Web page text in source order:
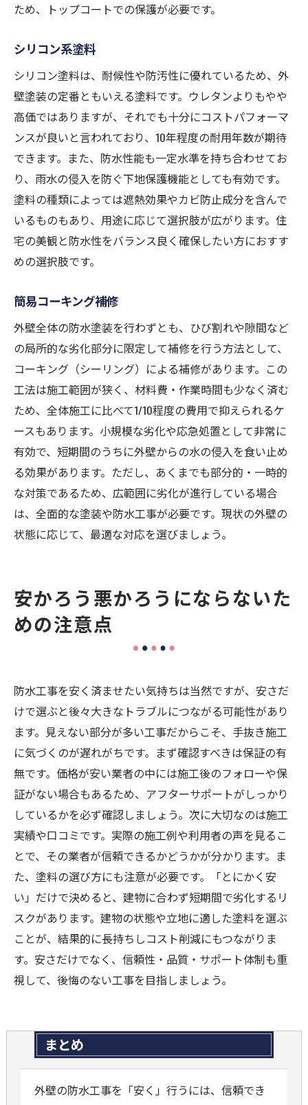
ため、トップコートでの保護が必要です。
シリコン系塗料
シリコン塗料は、耐候性や防汚性に優れているため、外
壁塗装の定番ともいえる塗料です。ウレタンよりもやや
高価ではありますが、それでも十分にコストパフォーマ
ンスが良いと言われており、10年程度の耐用年数が期待
できます。また、防水性能も一定水準を持ち合わせてお
り、雨水の侵入を防ぐ下地保護機能としても有効です。
塗料の種類によっては遮熱効果やカビ防止成分を含んで
いるものもあり、用途に応じて選択肢が広がります。住
宅の美観と防水性をバランス良く確保したい方におすす
めの選択肢です。
簡易コーキング補修
外壁全体の防水塗装を行わずとも、ひび割れや隙間など
の局所的な劣化部分に限定して補修を行う方法として、
コーキング（シーリング）による補修があります。この
工法は施工範囲が狭く、材料費・作業時間も少なく済む
ため、全体施工に比べて1/10程度の費用で抑えられるケ
ースもあります。小規模な劣化や応急処置として非常に
有効で、短期間のうちに外壁からの水の侵入を食い止め
る効果があります。ただし、あくまでも部分的・一時的
な対策であるため、広範囲に劣化が進行している場合
は、全面的な塗装や防水工事が必要です。現状の外壁の
状態に応じて、最適な対応を選びましょう。
安かろう悪かろうにならないた
めの注意点
防水工事を安く済ませたい気持ちは当然ですが、安さだ
けで選ぶと後々大きなトラブルにつながる可能性があり
ます。見えない部分が多い工事だからこそ、手抜き施工
に気づくのが遅れがちです。まず確認すべきは保証の有
無です。価格が安い業者の中には施工後のフォローや保
証がない場合もあるため、アフターサポートがしっかり
しているかを必ず確認しましょう。次に大切なのは施工
実績や口コミです。実際の施工例や利用者の声を見るこ
とで、その業者が信頼できるかどうかが分かります。ま
た、塗料の選び方にも注意が必要です。「とにかく安
い」だけで決めると、建物に合わず短期間で劣化するリ
スクがあります。建物の状態や立地に適した塗料を選ぶ
ことが、結果的に長持ちしコスト削減にもつながりま
す。安さだけでなく、信頼性・品質・サポート体制も重
視して、後悔のない工事を目指しましょう。
まとめ
外壁の防水工事を「安く」行うには、信頼でき